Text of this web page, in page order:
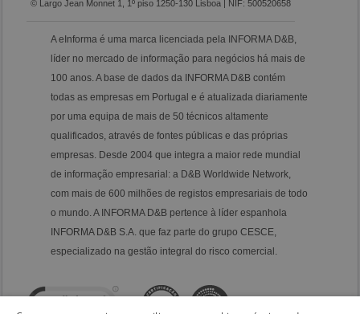
© Largo Jean Monnet 1, 1º piso 1250-130 Lisboa | NIF: 500520658
A eInforma é uma marca licenciada pela INFORMA D&B,
líder no mercado de informação para negócios há mais de
100 anos. A base de dados da INFORMA D&B contém
todas as empresas em Portugal e é atualizada diariamente
por uma equipa de mais de 50 técnicos altamente
qualificados, através de fontes públicas e das próprias
empresas. Desde 2004 que integra a maior rede mundial
de informação empresarial: a D&B Worldwide Network,
com mais de 600 milhões de registos empresariais de todo
o mundo. A INFORMA D&B pertence à líder espanhola
INFORMA D&B S.A. que faz parte do grupo CESCE,
especializado na gestão integral do risco comercial.